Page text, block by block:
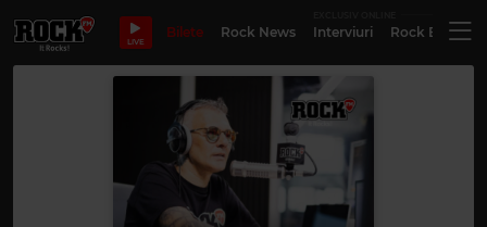
LIVE
Bilete Rock News Interviuri Rock